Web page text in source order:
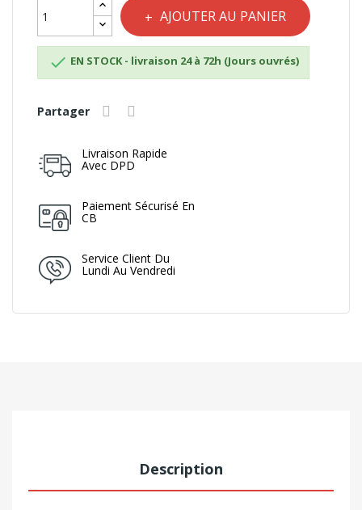
AJOUTER AU PANIER
 EN STOCK - livraison 24 à 72h (Jours ouvrés)
Partager
Livraison Rapide
Avec DPD
Paiement Sécurisé En
CB
Service Client Du
Lundi Au Vendredi
Description